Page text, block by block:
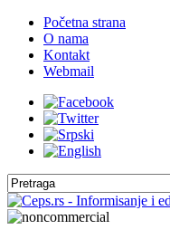
Početna strana
O nama
Kontakt
Webmail